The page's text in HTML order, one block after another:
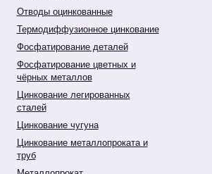
Отводы оцинкованные
Термодиффузионное цинкование
Фосфатирование деталей
Фосфатирование цветных и
чёрных металлов
Цинкование легированных
сталей
Цинкование чугуна
Цинкование металлопроката и
труб